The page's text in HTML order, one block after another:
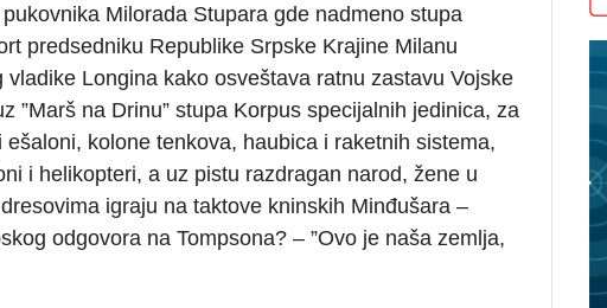
Milorada Stupara gde nadmeno stupa
predsedniku Republike Srpske Krajine Milanu
Longina kako osveštava ratnu zastavu Vojske
”Marš na Drinu” stupa Korpus specijalnih jedinica, za
kolone tenkova, haubica i raketnih sistema,
i helikopteri, a uz pistu razdragan narod, žene u
igraju na taktove kninskih Minđušara –
odgovora na Tompsona? – ”Ovo je naša zemlja,